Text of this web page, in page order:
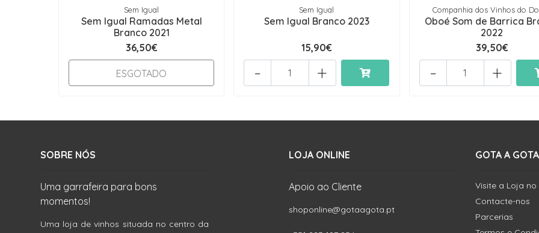
Sem Igual
Sem Igual Ramadas Metal
Branco 2021
36,50€
ESGOTADO
Sem Igual
Sem Igual Branco 2023
15,90€
+
-
Companhia dos Vinhos do
Oboé Som de Barrica
2022
39,50€
+
-
SOBRE NÓS
Uma garrafeira para bons
momentos!
Uma loja de vinhos situada no centro da
LOJA ONLINE
Apoio ao Cliente
shoponline@gotaagota.pt
GOTA A
Visite a Loja no
Contacte-nos
Parcerias